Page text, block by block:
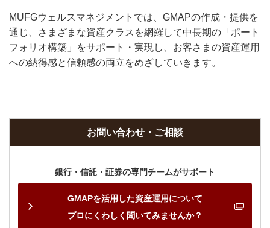
MUFGウェルスマネジメントでは、GMAPの作成・提供を
通じ、さまざまな資産クラスを網羅して中長期の「ポート
フォリオ構築」をサポート・実現し、お客さまの資産運用
への納得感と信頼感の両立をめざしていきます。
お問い合わせ・ご相談
銀行・信託・証券の専門チームがサポート
GMAPを活用した資産運用について
プロにくわしく聞いてみませんか？